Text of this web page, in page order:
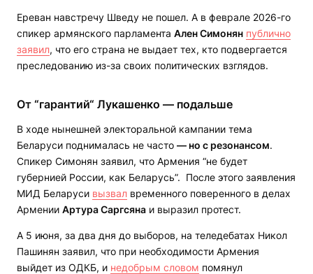
Ереван навстречу Шведу не пошел. А в феврале 2026-го
спикер армянского парламента Ален Симонян публично
заявил, что его страна не выдает тех, кто подвергается
преследованию из-за своих политических взглядов.
От “гарантий“ Лукашенко — подальше
В ходе нынешней электоральной кампании тема
Беларуси поднималась не часто — но с резонансом.
Спикер Симонян заявил, что Армения “не будет
губернией России, как Беларусь”. После этого заявления
МИД Беларуси вызвал временного поверенного в делах
Армении Артура Саргсяна и выразил протест.
А 5 июня, за два дня до выборов, на теледебатах Никол
Пашинян заявил, что при необходимости Армения
выйдет из ОДКБ, и недобрым словом помянул